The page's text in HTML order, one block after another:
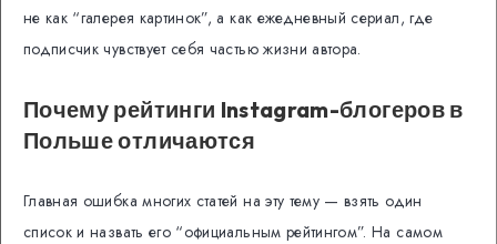
не как “галерея картинок”, а как ежедневный сериал, где
подписчик чувствует себя частью жизни автора.
Почему рейтинги Instagram-блогеров в
Польше отличаются
Главная ошибка многих статей на эту тему — взять один
список и назвать его “официальным рейтингом”. На самом